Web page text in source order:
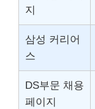
지
삼성 커리어
스
DS부문 채용
페이지